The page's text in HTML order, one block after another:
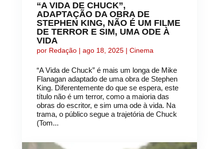
“A VIDA DE CHUCK”,
ADAPTAÇÃO DA OBRA DE
STEPHEN KING, NÃO É UM FILME
DE TERROR E SIM, UMA ODE À
VIDA
por Redação| ago 18, 2025| Cinema
“A Vida de Chuck” é mais um longa de Mike
Flanagan adaptado de uma obra de Stephen
King. Diferentemente do que se espera, este
título não é um terror, como a maioria das
obras do escritor, e sim uma ode à vida. Na
trama, o público segue a trajetória de Chuck
(Tom...